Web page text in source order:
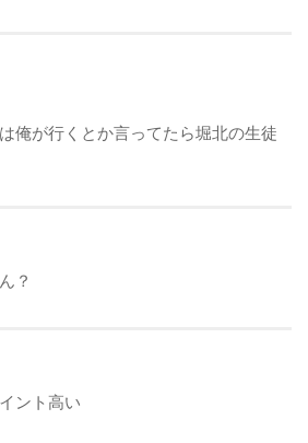
俺が行くとか言ってたら堀北の生徒
？
ント高い